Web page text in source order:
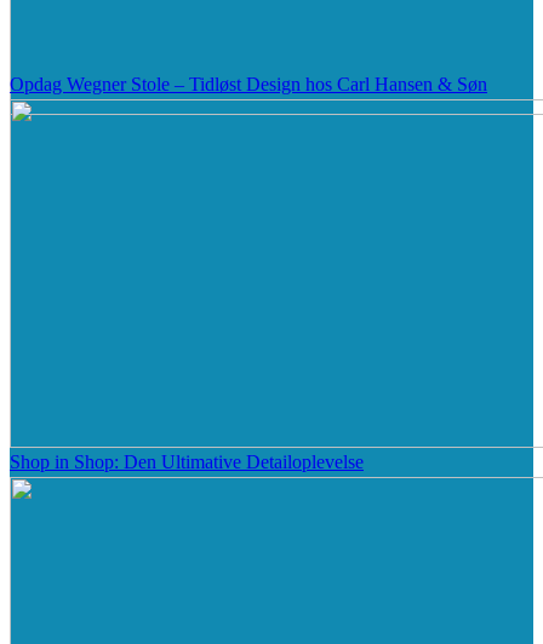
Opdag Wegner Stole – Tidløst Design hos Carl Hansen & Søn
Shop in Shop: Den Ultimative Detailoplevelse